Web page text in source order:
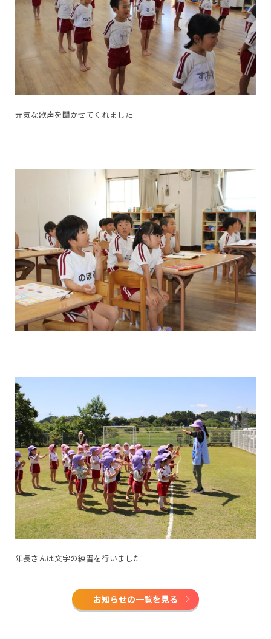
元気な歌声を聞かせてくれました
年長さんは文字の練習を行いました
お知らせの一覧を見る